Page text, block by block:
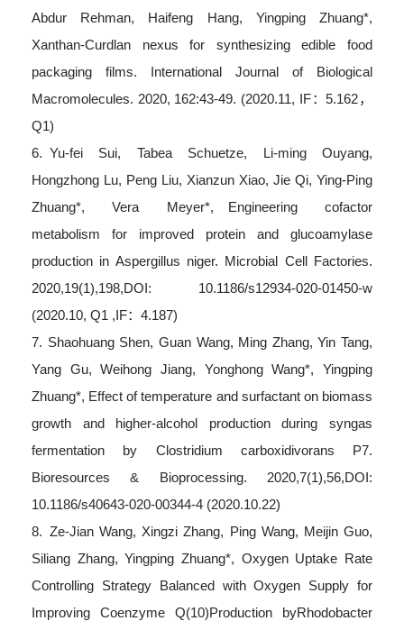
Abdur Rehman, Haifeng Hang, Yingping Zhuang*,
Xanthan-Curdlan nexus for synthesizing edible food
packaging films. International Journal of Biological
Macromolecules. 2020, 162:43-49. (2020.11, IF：5.162，
Q1)
6. Yu-fei Sui, Tabea Schuetze, Li-ming Ouyang,
Hongzhong Lu, Peng Liu, Xianzun Xiao, Jie Qi, Ying-Ping
Zhuang*, Vera Meyer*, Engineering cofactor
metabolism for improved protein and glucoamylase
production in Aspergillus niger. Microbial Cell Factories.
2020,19(1),198,DOI: 10.1186/s12934-020-01450-w
(2020.10, Q1 ,IF：4.187)
7. Shaohuang Shen, Guan Wang, Ming Zhang, Yin Tang,
Yang Gu, Weihong Jiang, Yonghong Wang*, Yingping
Zhuang*, Effect of temperature and surfactant on biomass
growth and higher-alcohol production during syngas
fermentation by Clostridium carboxidivorans P7.
Bioresources & Bioprocessing. 2020,7(1),56,DOI:
10.1186/s40643-020-00344-4 (2020.10.22)
8. Ze-Jian Wang, Xingzi Zhang, Ping Wang, Meijin Guo,
Siliang Zhang, Yingping Zhuang*, Oxygen Uptake Rate
Controlling Strategy Balanced with Oxygen Supply for
Improving Coenzyme Q(10)Production byRhodobacter